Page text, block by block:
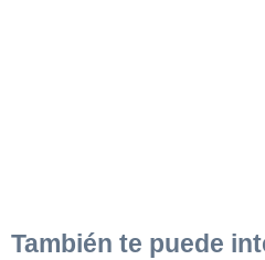
También te puede